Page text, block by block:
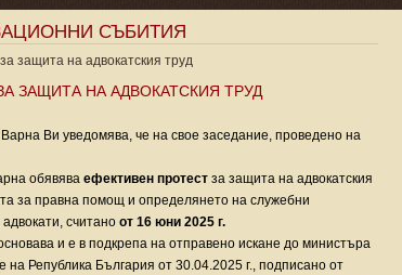
СЪБИТИЯ
защита на адвокатския труд
ЗАЩИТА НА АДВОКАТСКИЯ ТРУД
Варна Ви уведомява, че на свое заседание, проведено на
обявява ефективен протест за защита на адвокатския
за правна помощ и определянето на служебни
считано от 16 юни 2025 г.
и е в подкрепа на отправено искане до министъра
Република България от 30.04.2025 г., подписано от